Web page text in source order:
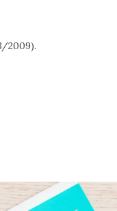
2009).